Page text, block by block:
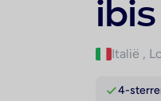
Italië ,
4-